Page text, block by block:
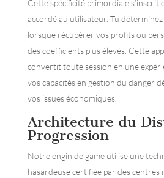
Cette spécificité primordiale s’inscrit
accordé au utilisateur. Tu
lorsque récupérer vos profits ou
des coefficients plus élevés. Cette
convertit toute session en une
vos capacités en gestion du danger
vos issues économiques.
Architecture du
Progression
Notre engin de game utilise une
hasardeuse certifiée par des centres